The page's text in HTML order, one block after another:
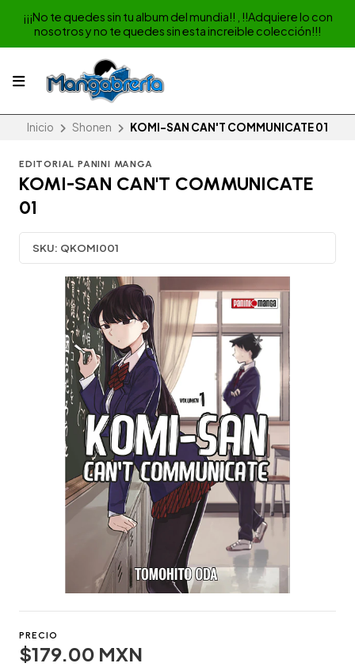
¡¡¡No te quedes sin tu album del mundia!! , !!Adquiere lo con
nosotros y no te quedes sin esta increible colección!!!
Inicio Shonen KOMI-SAN CAN'T COMMUNICATE 01
EDITORIAL PANINI MANGA
KOMI-SAN CAN'T COMMUNICATE
01
SKU: QKOMI001
PRECIO
$179.00 MXN